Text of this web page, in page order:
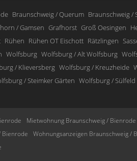
Braunschweig / Querum Braunschweig /
/ Gamsen Grafhorst Groß Oesingen
Rühen Rühen OT Eischott Rätzlingen
Wolfsburg Wolfsburg / Alt Wolfsburg
/ Klieversberg Wolfsburg / Kreuzheide
/ Steimker Gärten Wolfsburg / Sülfeld
Mietwohnung Braunschweig / Bienrode
Bienrode Wohnungsanzeigen Braunschweig /